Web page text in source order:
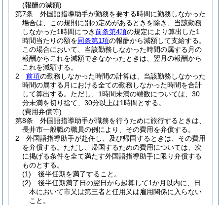
(報酬の減額)
第7条
外国語指導助手が勤務を要する時間に勤務しなかった
場合は、この規則に別の定めがあるときを除き、当該勤務
しなかった1時間につき前条第4項の規定により算出した1
時間当たりの額を同条第1項の報酬から減額して支給する。
この場合において、当該勤務しなかった時間の属する月の
報酬からこれを減額できなかったときは、翌月の報酬から
これを減額する。
2
前項の勤務しなかった時間の計算は、当該勤務しなかった
時間の属する月における全ての勤務しなかった時間を合計
して算出する。 ただし、1時間未満の端数については、30
分未満を切り捨て、30分以上は1時間とする。
(費用弁償等)
第8条
外国語指導助手が職務を行うために旅行するときは、
長井市一般職の職員の例により、その費用を弁償する。
2
外国語指導助手が赴任し、及び帰国するときは、その費用
を弁償する。 ただし、帰国するための費用については、次
に掲げる条件を全て満たす外国語指導助手に限り弁償する
ものとする。
(1)
後半任期を満了すること。
(2)
後半任期満了日の翌日から起算して1か月以内に、日
本において市又は第三者と任用又は雇用関係に入らない
こと。